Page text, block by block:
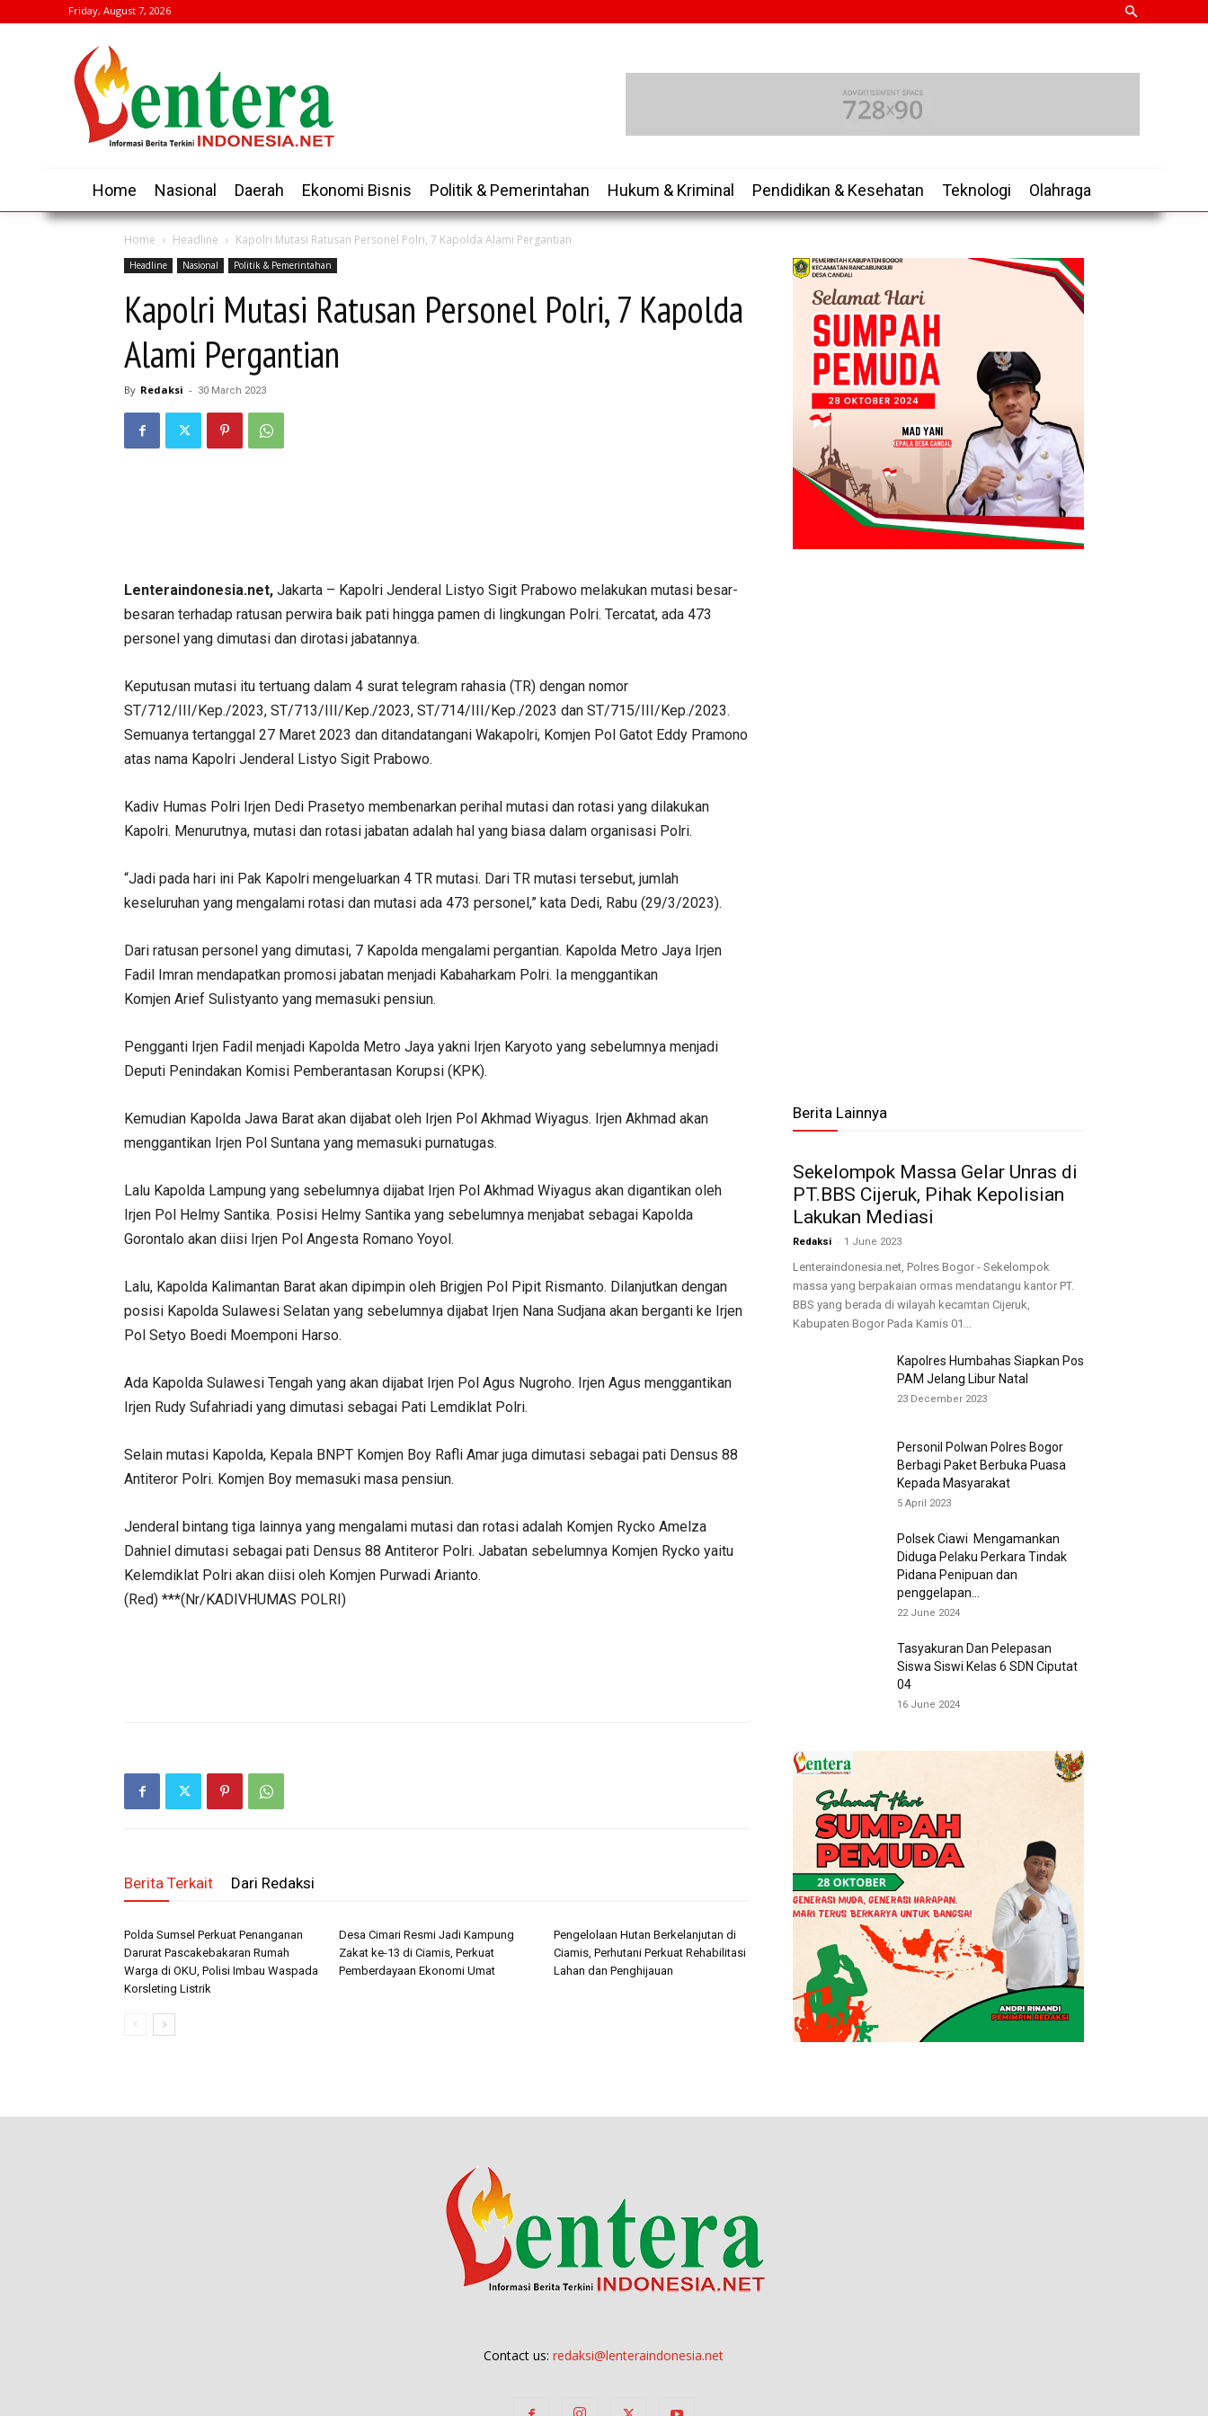
Friday, August 7, 2026
Home Nasional Daerah Ekonomi Bisnis Politik & Pemerintahan Hukum & Kriminal Pendidikan & Kesehatan Teknologi Olahraga
Home Headline Kapolri Mutasi Ratusan Personel Polri, 7 Kapolda Alami Pergantian
Headline Nasional Politik & Pemerintahan
Kapolri Mutasi Ratusan Personel Polri, 7 Kapolda
Alami Pergantian
By Redaksi - 30 March 2023
Lenteraindonesia.net, Jakarta – Kapolri Jenderal Listyo Sigit Prabowo melakukan mutasi besar-
besaran terhadap ratusan perwira baik pati hingga pamen di lingkungan Polri. Tercatat, ada 473
personel yang dimutasi dan dirotasi jabatannya.
Keputusan mutasi itu tertuang dalam 4 surat telegram rahasia (TR) dengan nomor
ST/712/III/Kep./2023, ST/713/III/Kep./2023, ST/714/III/Kep./2023 dan ST/715/III/Kep./2023.
Semuanya tertanggal 27 Maret 2023 dan ditandatangani Wakapolri, Komjen Pol Gatot Eddy Pramono
atas nama Kapolri Jenderal Listyo Sigit Prabowo.
Kadiv Humas Polri Irjen Dedi Prasetyo membenarkan perihal mutasi dan rotasi yang dilakukan
Kapolri. Menurutnya, mutasi dan rotasi jabatan adalah hal yang biasa dalam organisasi Polri.
“Jadi pada hari ini Pak Kapolri mengeluarkan 4 TR mutasi. Dari TR mutasi tersebut, jumlah
keseluruhan yang mengalami rotasi dan mutasi ada 473 personel,” kata Dedi, Rabu (29/3/2023).
Dari ratusan personel yang dimutasi, 7 Kapolda mengalami pergantian. Kapolda Metro Jaya Irjen
Fadil Imran mendapatkan promosi jabatan menjadi Kabaharkam Polri. Ia menggantikan
Komjen Arief Sulistyanto yang memasuki pensiun.
Pengganti Irjen Fadil menjadi Kapolda Metro Jaya yakni Irjen Karyoto yang sebelumnya menjadi
Deputi Penindakan Komisi Pemberantasan Korupsi (KPK).
Kemudian Kapolda Jawa Barat akan dijabat oleh Irjen Pol Akhmad Wiyagus. Irjen Akhmad akan
menggantikan Irjen Pol Suntana yang memasuki purnatugas.
Lalu Kapolda Lampung yang sebelumnya dijabat Irjen Pol Akhmad Wiyagus akan digantikan oleh
Irjen Pol Helmy Santika. Posisi Helmy Santika yang sebelumnya menjabat sebagai Kapolda
Gorontalo akan diisi Irjen Pol Angesta Romano Yoyol.
Lalu, Kapolda Kalimantan Barat akan dipimpin oleh Brigjen Pol Pipit Rismanto. Dilanjutkan dengan
posisi Kapolda Sulawesi Selatan yang sebelumnya dijabat Irjen Nana Sudjana akan berganti ke Irjen
Pol Setyo Boedi Moemponi Harso.
Ada Kapolda Sulawesi Tengah yang akan dijabat Irjen Pol Agus Nugroho. Irjen Agus menggantikan
Irjen Rudy Sufahriadi yang dimutasi sebagai Pati Lemdiklat Polri.
Selain mutasi Kapolda, Kepala BNPT Komjen Boy Rafli Amar juga dimutasi sebagai pati Densus 88
Antiteror Polri. Komjen Boy memasuki masa pensiun.
Jenderal bintang tiga lainnya yang mengalami mutasi dan rotasi adalah Komjen Rycko Amelza
Dahniel dimutasi sebagai pati Densus 88 Antiteror Polri. Jabatan sebelumnya Komjen Rycko yaitu
Kelemdiklat Polri akan diisi oleh Komjen Purwadi Arianto.
(Red) ***(Nr/KADIVHUMAS POLRI)
Berita Terkait Dari Redaksi
Polda Sumsel Perkuat Penanganan
Darurat Pascakebakaran Rumah
Warga di OKU, Polisi Imbau Waspada
Korsleting Listrik
Desa Cimari Resmi Jadi Kampung
Zakat ke-13 di Ciamis, Perkuat
Pemberdayaan Ekonomi Umat
Pengelolaan Hutan Berkelanjutan di
Ciamis, Perhutani Perkuat Rehabilitasi
Lahan dan Penghijauan
Berita Lainnya
Sekelompok Massa Gelar Unras di
PT.BBS Cijeruk, Pihak Kepolisian
Lakukan Mediasi
Redaksi - 1 June 2023
Lenteraindonesia.net, Polres Bogor - Sekelompok
massa yang berpakaian ormas mendatangu kantor PT.
BBS yang berada di wilayah kecamtan Cijeruk,
Kabupaten Bogor Pada Kamis 01...
Kapolres Humbahas Siapkan Pos
PAM Jelang Libur Natal
23 December 2023
Personil Polwan Polres Bogor
Berbagi Paket Berbuka Puasa
Kepada Masyarakat
5 April 2023
Polsek Ciawi Mengamankan
Diduga Pelaku Perkara Tindak
Pidana Penipuan dan
penggelapan...
22 June 2024
Tasyakuran Dan Pelepasan
Siswa Siswi Kelas 6 SDN Ciputat
04
16 June 2024
Contact us:redaksi@lenteraindonesia.net